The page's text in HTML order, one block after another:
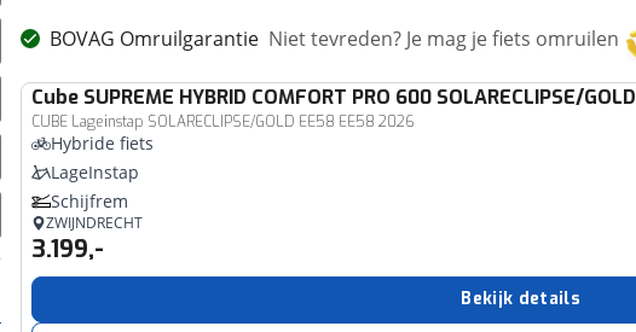
BOVAG Omruilgarantie Niet tevreden? Je mag je fiets omruilen
Cube SUPREME HYBRID COMFORT PRO 600 SOLARECLIPSE/GOLD
CUBE Lageinstap SOLARECLIPSE/GOLD EE58 EE58 2026
Hybride fiets
LageInstap
Schijfrem
ZWIJNDRECHT
3.199,-
Bekijk details